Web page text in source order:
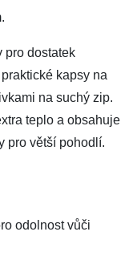
pro dostatek
kapsy na
na suchý zip.
teplo a obsahuje
pro větší pohodlí.
odolnost vůči